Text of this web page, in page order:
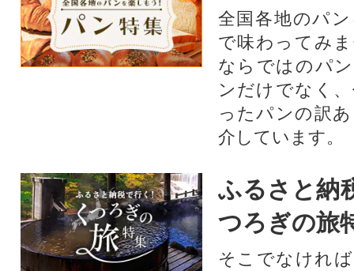
全国各地のパ
で味わってみ
ならではのパ
ンだけでなく
ったパンの訳
介しています。
ふるさと納
つろぎの旅
そこでなけれ